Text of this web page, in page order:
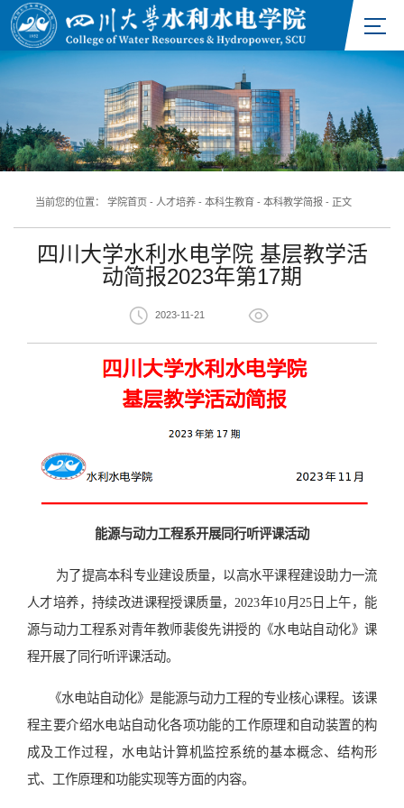
当前您的位置： 学院首页 - 人才培养 - 本科生教育 - 本科教学简报 - 正文
四川大学水利水电学院 基层教学活
动简报2023年第17期
2023-11-21
能源与动力工程系开展同行听评课活动
为了提高本科专业建设质量，以高水平课程建设助力一流
人才培养，持续改进课程授课质量，2023年10月25日上午，能
源与动力工程系对青年教师裴俊先讲授的《水电站自动化》课
程开展了同行听评课活动。
《水电站自动化》是能源与动力工程的专业核心课程。该课
程主要介绍水电站自动化各项功能的工作原理和自动装置的构
成及工作过程，水电站计算机监控系统的基本概念、结构形
式、工作原理和功能实现等方面的内容。